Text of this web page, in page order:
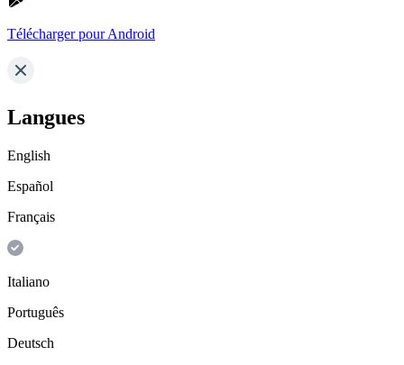
Télécharger pour Android
Langues
English
Español
Français
Italiano
Português
Deutsch